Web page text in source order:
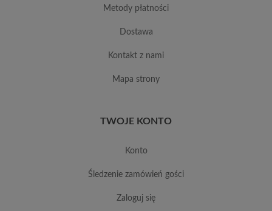
metody płatności
dostawa
kontakt z nami
mapa strony
TWOJE KONTO
konto
śledzenie zamówień gości
zaloguj się